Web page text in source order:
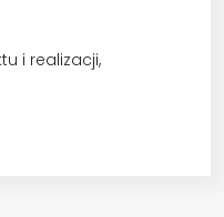
i realizacji,